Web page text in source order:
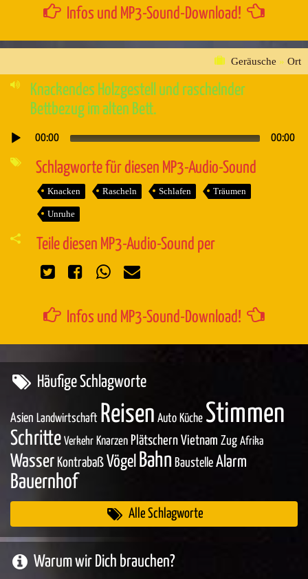
Infos und MP3-Sound-Download!
Geräusche » Ort
Knackendes Holzgestell und raschelnder
Bettbezug im alten Bett.
Audio-
00:00 00:00
Schlagworte für diesen MP3-Audio-Sound
Knacken Rascheln Schlafen Träumen
Unruhe
Teile diesen MP3-Audio-Sound per
Infos und MP3-Sound-Download!
Häufige Schlagworte
Asien Landwirtschaft Reisen Auto Küche Stimmen
Schritte Verkehr Knarzen Plätschern Vietnam Zug Afrika
Wasser Kontrabaß Vögel Bahn Baustelle Alarm
Bauernhof
Alle Schlagworte
Warum wir Dich brauchen?